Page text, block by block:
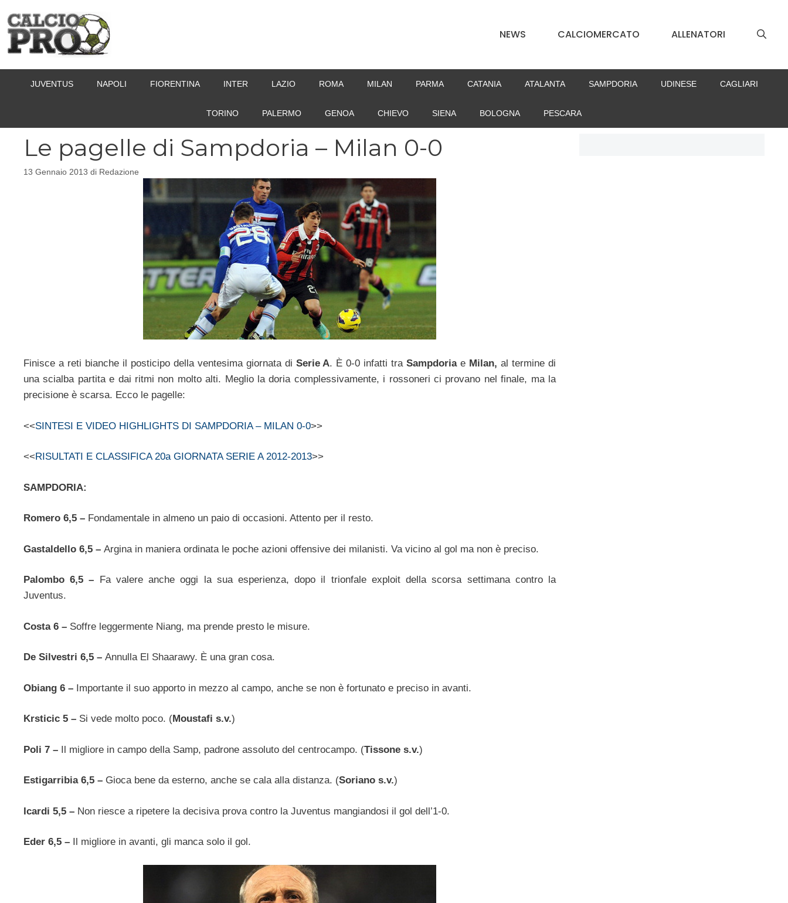
contenuto
NEWS CALCIOMERCATO ALLENATORI
JUVENTUS NAPOLI FIORENTINA INTER LAZIO ROMA MILAN PARMA CATANIA ATALANTA SAMPDORIA UDINESE CAGLIARI
TORINO PALERMO GENOA CHIEVO SIENA BOLOGNA PESCARA
Le pagelle di Sampdoria – Milan 0-0
13 Gennaio 2013 di Redazione
Finisce a reti bianche il posticipo della ventesima giornata di Serie A. È 0-0 infatti traSampdoriae Milan,al termine di
una scialba partita e dai ritmi non molto alti. Meglio la doria complessivamente, i rossoneri ci provano nel finale, ma la
precisione è scarsa. Ecco le pagelle:
<<SINTESI E VIDEO HIGHLIGHTS DI SAMPDORIA – MILAN 0-0>>
<< RISULTATI E CLASSIFICA 20a GIORNATA SERIE A 2012-2013>>
SAMPDORIA:
Romero 6,5 – Fondamentale in almeno un paio di occasioni. Attento per il resto.
Gastaldello 6,5 – Argina in maniera ordinata le poche azioni offensive dei milanisti. Va vicino al gol ma non è preciso.
Palombo 6,5 –
Fa valere anche oggi la sua esperienza, dopo il trionfale exploit della scorsa settimana contro la
Juventus.
Costa 6 – Soffre leggermente Niang, ma prende presto le misure.
De Silvestri 6,5 – Annulla El Shaarawy. È una gran cosa.
Obiang 6 – Importante il suo apporto in mezzo al campo, anche se non è fortunato e preciso in avanti.
Krsticic 5 – Si vede molto poco. (Moustafi s.v.)
Poli 7 – Il migliore in campo della Samp, padrone assoluto del centrocampo. (Tissone s.v.)
Estigarribia 6,5 – Gioca bene da esterno, anche se cala alla distanza. (Soriano s.v.)
Icardi 5,5 – Non riesce a ripetere la decisiva prova contro la Juventus mangiandosi il gol dell’1-0.
Eder 6,5 – Il migliore in avanti, gli manca solo il gol.